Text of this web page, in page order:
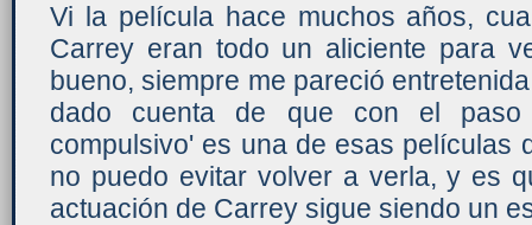
Vi la película hace muchos años,
Carrey eran todo un aliciente para
bueno, siempre me pareció
dado cuenta de que con el paso
compulsivo' es una de esas películas
no puedo evitar volver a verla, y es
actuación de Carrey sigue siendo un